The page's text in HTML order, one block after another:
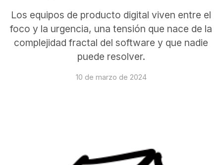
Los equipos de producto digital viven entre el
foco y la urgencia, una tensión que nace de la
complejidad fractal del software y que nadie
puede resolver.
10 de marzo de 2024